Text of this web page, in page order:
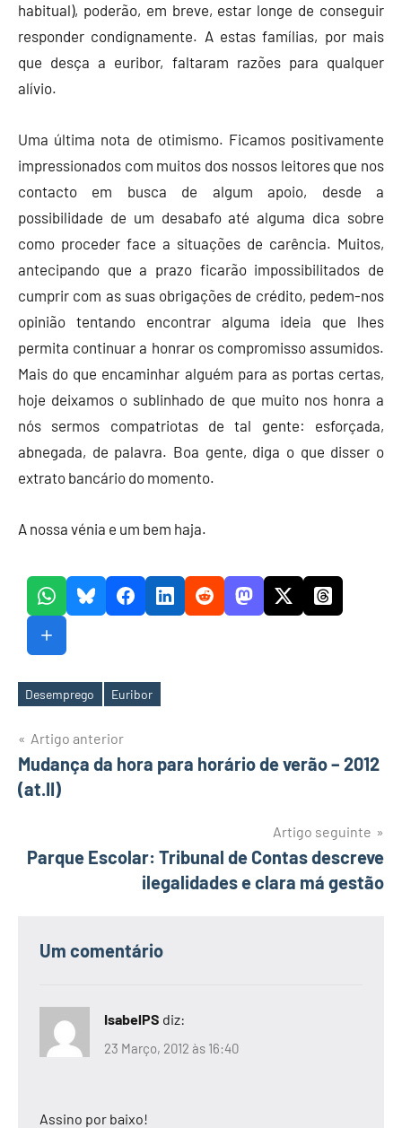
habitual), poderão, em breve, estar longe de conseguir
responder condignamente. A estas famílias, por mais
que desça a euribor, faltaram razões para qualquer
alívio.
Uma última nota de otimismo. Ficamos positivamente
impressionados com muitos dos nossos leitores que nos
contacto em busca de algum apoio, desde a
possibilidade de um desabafo até alguma dica sobre
como proceder face a situações de carência. Muitos,
antecipando que a prazo ficarão impossibilitados de
cumprir com as suas obrigações de crédito, pedem-nos
opinião tentando encontrar alguma ideia que lhes
permita continuar a honrar os compromisso assumidos.
Mais do que encaminhar alguém para as portas certas,
hoje deixamos o sublinhado de que muito nos honra a
nós sermos compatriotas de tal gente: esforçada,
abnegada, de palavra. Boa gente, diga o que disser o
extrato bancário do momento.
A nossa vénia e um bem haja.
Etiquetas
Desemprego Euribor
Navegação
de
Artigo anterior
Mudança da hora para horário de verão – 2012
(at.II)
Artigo seguinte
Parque Escolar: Tribunal de Contas descreve
ilegalidades e clara má gestão
Um comentário
IsabelPS diz:
23 Março, 2012 às 16:40
Assino por baixo!